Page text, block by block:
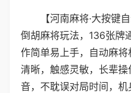
【河南麻将·大按键
倒胡麻将玩法，136张牌
作简单易上手，自动麻
清晰，触感灵敏，长辈
音，不耽误对局时间，机